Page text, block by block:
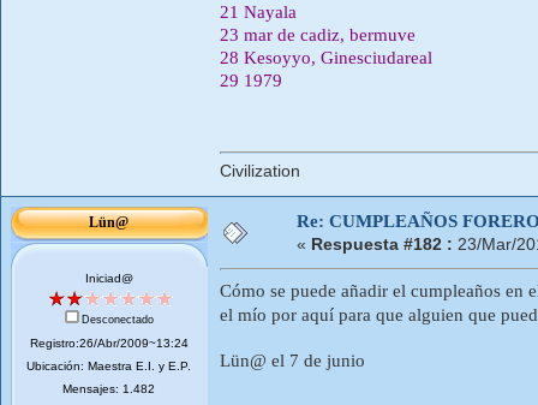
21 Nayala
23 mar de cadiz, bermuve
28 Kesoyyo, Ginesciudareal
29 1979
Civilization
Lün@
Iniciad@
Desconectado
Registro:26/Abr/2009~13:24
Ubicación: Maestra E.I. y E.P.
Mensajes: 1.482
Re: CUMPLEAÑOS
« Respuesta #182 : 23/Mar/
Cómo se puede añadir el cumpleaños en
el mío por aquí para que alguien que
Lün@ el 7 de junio